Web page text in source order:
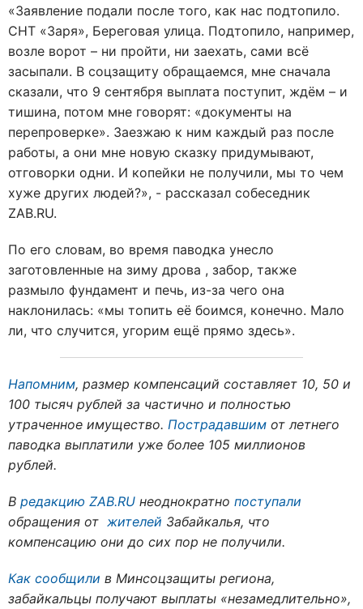
«Заявление подали после того, как нас подтопило.
СНТ «Заря», Береговая улица. Подтопило, например,
возле ворот – ни пройти, ни заехать, сами всё
засыпали. В соцзащиту обращаемся, мне сначала
сказали, что 9 сентября выплата поступит, ждём – и
тишина, потом мне говорят: «документы на
перепроверке». Заезжаю к ним каждый раз после
работы, а они мне новую сказку придумывают,
отговорки одни. И копейки не получили, мы то чем
хуже других людей?», - рассказал собеседник
ZAB.RU.
По его словам, во время паводка унесло
заготовленные на зиму дрова , забор, также
размыло фундамент и печь, из-за чего она
наклонилась: «мы топить её боимся, конечно. Мало
ли, что случится, угорим ещё прямо здесь».
Напомним, размер компенсаций составляет 10, 50 и
100 тысяч рублей за частично и полностью
утраченное имущество. Пострадавшим от летнего
паводка выплатили уже более 105 миллионов
рублей.
В редакцию ZAB.RU неоднократно поступали
обращения от жителей Забайкалья, что
компенсацию они до сих пор не получили.
Как сообщили в Минсоцзащиты региона,
забайкальцы получают выплаты «незамедлительно»,